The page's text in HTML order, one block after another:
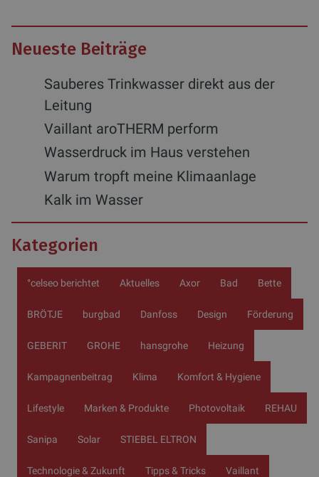
Neueste Beiträge
Sauberes Trinkwasser direkt aus der
Leitung
Vaillant aroTHERM perform
Wasserdruck im Haus verstehen
Warum tropft meine Klimaanlage
Kalk im Wasser
Kategorien
°celseo berichtet Aktuelles Axor Bad Bette
BRÖTJE burgbad Danfoss Design Förderung
GEBERIT GROHE hansgrohe Heizung
Kampagnenbeitrag Klima Komfort & Hygiene
Lifestyle Marken & Produkte Photovoltaik REHAU
Sanipa Solar STIEBEL ELTRON
Technologie & Zukunft Tipps & Tricks Vaillant